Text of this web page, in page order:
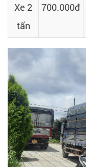
Xe 2
tấn
700.000đ